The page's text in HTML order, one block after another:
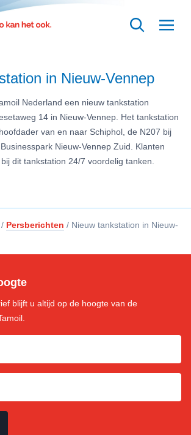
in Nieuw-Vennep
Nederland een nieuw tankstation
14 in Nieuw-Vennep. Het tankstation
van en naar Schiphol, de N207 bij
Nieuw-Vennep Zuid. Klanten
dit tankstation 24/7 voordelig tanken.
/ Persberichten / Nieuw tankstation in Nieuw-
blijft u altijd op de hoogte van de